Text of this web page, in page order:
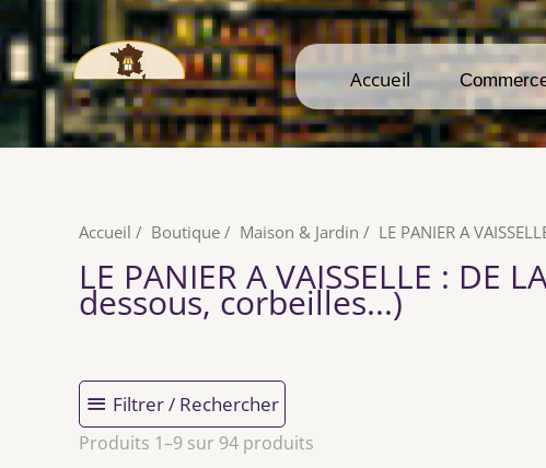
Accueil
Accueil
Accueil / Boutique / Maison & Jardin / LE PANIER A
LE PANIER A VAISSELLE : DE
dessous, corbeilles...)
Filtrer / Rechercher
Produits 1–9 sur 94 produits